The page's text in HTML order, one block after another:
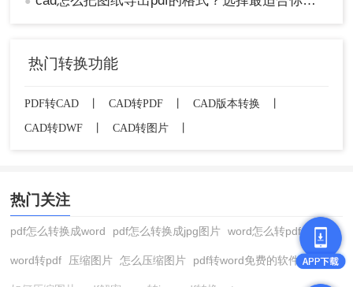
热门转换功能
PDF转CAD CAD转PDF CAD版本转换
CAD转DWF
CAD转图片
热门关注
pdf怎么转换成word pdf怎么转换成jpg图片 word怎么转pdf
word转pdf 压缩图片 怎么压缩图片 pdf转word免费的软件